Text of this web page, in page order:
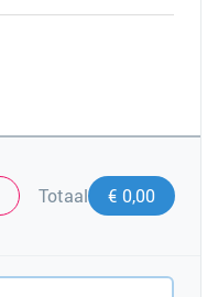
Totaal € 0,00